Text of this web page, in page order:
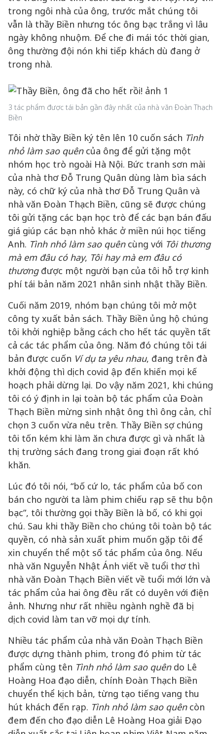
trong ngôi nhà của ông, trước mắt chúng tôi
vẫn là thầy Biền nhưng tóc ông bạc trắng vì lâu
ngày không nhuộm. Để che đi mái tóc thời gian,
ông thường đội nón khi tiếp khách dù đang ở
trong nhà.
3 tác phẩm được tái bản gần đây nhất của nhà văn Đoàn Thạch
Biền
Tôi nhờ thầy Biền ký tên lên 10 cuốn sách Tình
nhỏ làm sao quên của ông để gửi tặng một
nhóm học trò ngoài Hà Nội. Bức tranh sơn mài
của nhà thơ Đỗ Trung Quân dùng làm bìa sách
này, có chữ ký của nhà thơ Đỗ Trung Quân và
nhà văn Đoàn Thạch Biền, cũng sẽ được chúng
tôi gửi tặng các bạn học trò để các bạn bán đấu
giá giúp các bạn nhỏ khác ở miền núi học tiếng
Anh. Tình nhỏ làm sao quên cùng với Tôi thương
mà em đâu có hay, Tôi hay mà em đâu có
thương được một người bạn của tôi hỗ trợ kinh
phí tái bản năm 2021 nhân sinh nhật thầy Biền.
Cuối năm 2019, nhóm bạn chúng tôi mở một
công ty xuất bản sách. Thầy Biền ủng hộ chúng
tôi khởi nghiệp bằng cách cho hết tác quyền tất
cả các tác phẩm của ông. Năm đó chúng tôi tái
bản được cuốn Ví dụ ta yêu nhau, đang trên đà
khởi động thì dịch covid ập đến khiến mọi kế
hoạch phải dừng lại. Do vậy năm 2021, khi chúng
tôi có ý định in lại toàn bộ tác phẩm của Đoàn
Thạch Biền mừng sinh nhật ông thì ông cản, chỉ
chọn 3 cuốn vừa nêu trên. Thầy Biền sợ chúng
tôi tốn kém khi làm ăn chưa được gì và nhất là
thị trường sách đang trong giai đoạn rất khó
khăn.
Lúc đó tôi nói, “bố cứ lo, tác phẩm của bố con
bán cho người ta làm phim chiếu rạp sẽ thu bộn
bạc”, tôi thường gọi thầy Biền là bố, có khi gọi
chú. Sau khi thầy Biền cho chúng tôi toàn bộ tác
quyền, có nhà sản xuất phim muốn gặp tôi để
xin chuyển thể một số tác phẩm của ông. Nếu
nhà văn Nguyễn Nhật Ánh viết về tuổi thơ thì
nhà văn Đoàn Thạch Biền viết về tuổi mới lớn và
tác phẩm của hai ông đều rất có duyên với điện
ảnh. Nhưng như rất nhiều ngành nghề đã bị
dịch covid làm tan vỡ mọi dự tính.
Nhiều tác phẩm của nhà văn Đoàn Thạch Biền
được dựng thành phim, trong đó phim từ tác
phẩm cùng tên Tình nhỏ làm sao quên do Lê
Hoàng Hoa đạo diễn, chính Đoàn Thạch Biền
chuyển thể kịch bản, từng tạo tiếng vang thu
hút khách đến rạp. Tình nhỏ làm sao quêncòn
đem đến cho đạo diễn Lê Hoàng Hoa giải Đạo